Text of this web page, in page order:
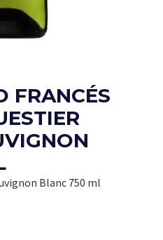
FRANCÉS
Blanc 750 ml